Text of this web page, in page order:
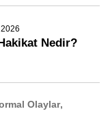
Nedir?
Olaylar